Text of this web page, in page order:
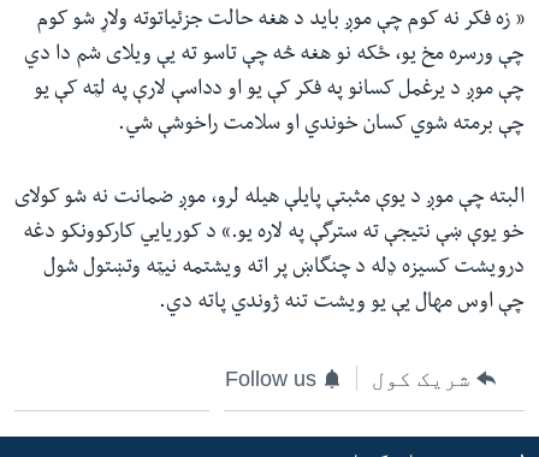
«‎ زه فکر نه کوم چې موږ باید د هغه حالت جزئیاتوته ولاړ شو کوم
چې ورسره مخ یو، ځکه نو هغه څه چې تاسو ته یې ویلای شم دا دي
چې موږ د یرغمل کسانو په فکر کې یو او دداسې لارې په لټه کې یو
چې برمته شوي کسان خوندي او سلامت راخوشې شي.
البته چې موږ د یوې مثبتې پایلې هیله لرو، موږ ضمانت نه شو کولای
خو یوې ښې نتیجې ته سترگې په لاره یو.‏»‎ د کوریایي کارکوونکو دغه
درویشت کسیزه ډله د چنگاښ پر اته ویشتمه نیټه وتښتول شول
چې اوس مهال یې یو ویشت تنه ژوندي پاته دي.
شریک کول Follow us